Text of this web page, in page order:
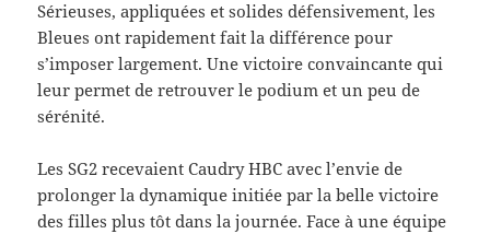
Sérieuses, appliquées et solides défensivement, les
Bleues ont rapidement fait la différence pour
s’imposer largement. Une victoire convaincante qui
leur permet de retrouver le podium et un peu de
sérénité.
Les SG2 recevaient Caudry HBC avec l’envie de
prolonger la dynamique initiée par la belle victoire
des filles plus tôt dans la journée. Face à une équipe